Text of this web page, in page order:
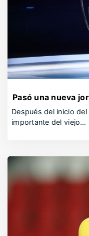
Pasó una nueva
Después del inicio
importante del viejo…